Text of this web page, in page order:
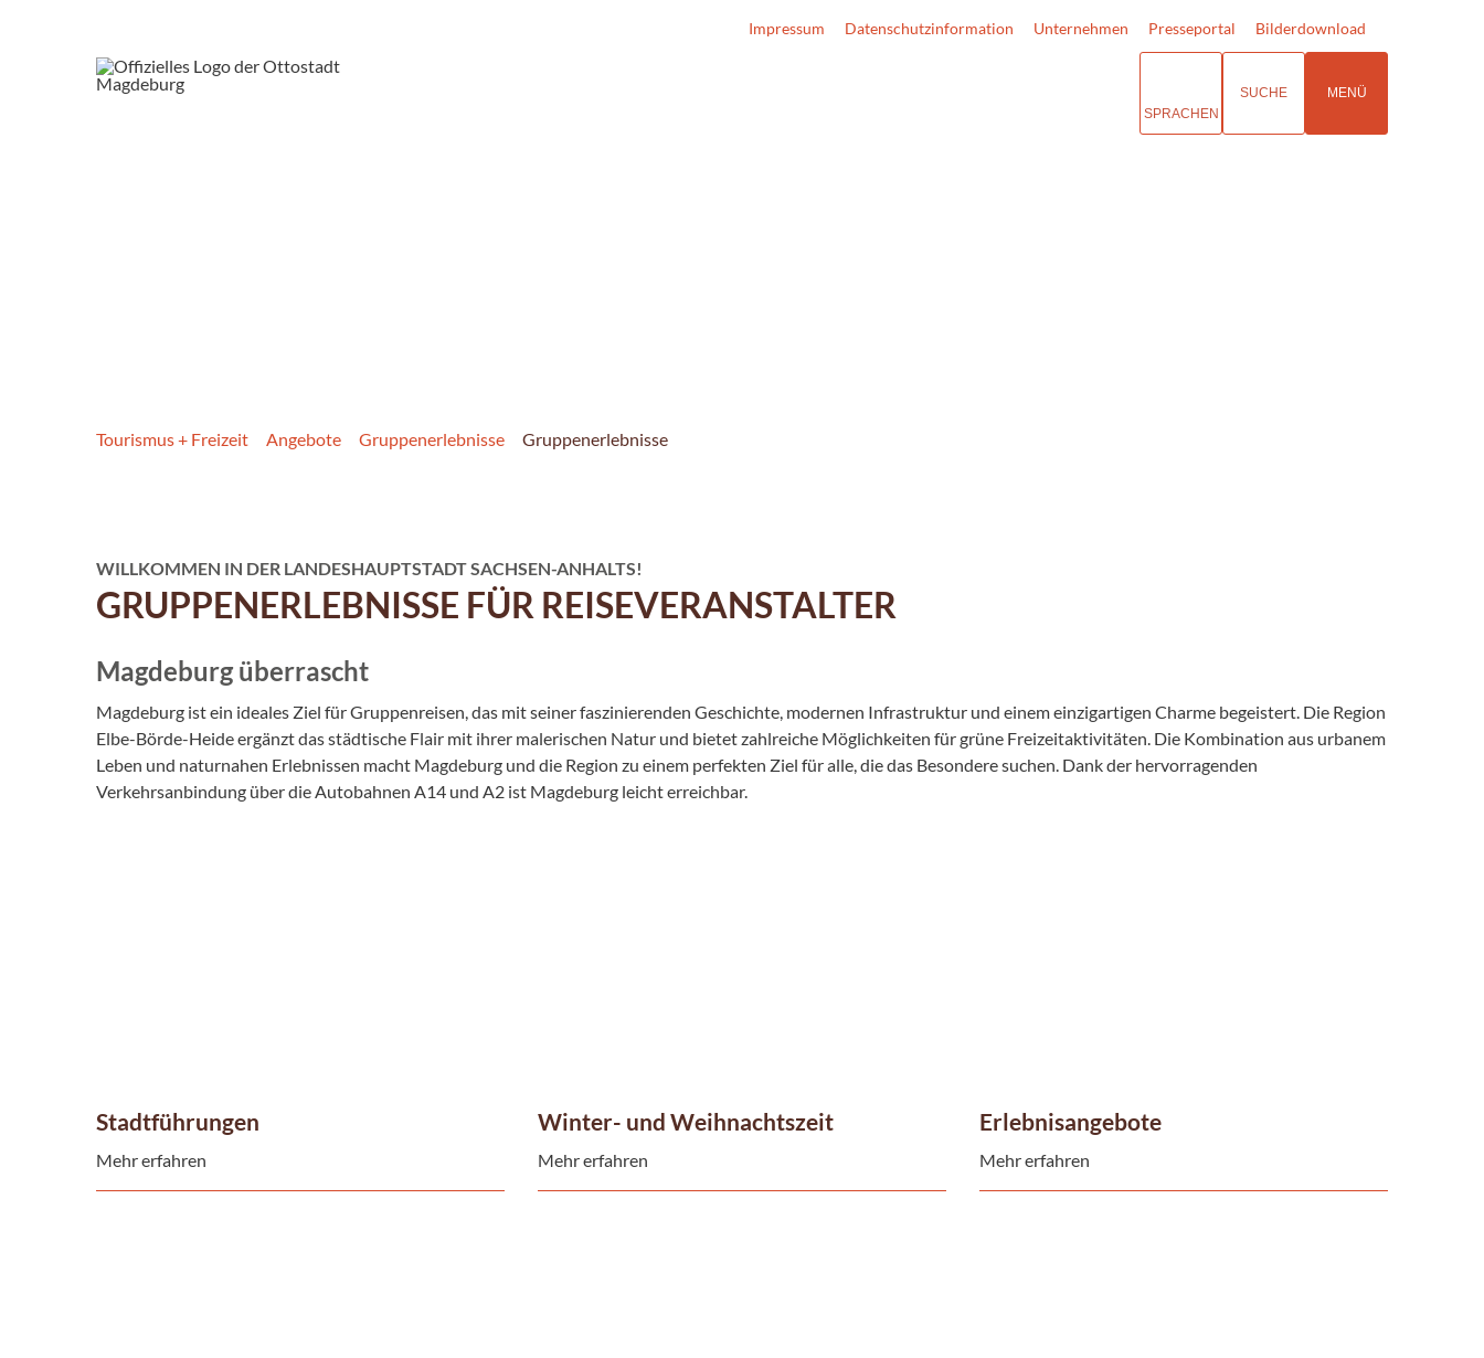
Impressum Datenschutzinformation Unternehmen Presseportal Bilderdownload
SPRACHEN
SUCHE MENÜ
Tourismus + Freizeit Angebote Gruppen­erlebnisse Gruppenerlebnisse
WILLKOMMEN IN DER LANDESHAUPTSTADT SACHSEN-ANHALTS!
GRUPPENERLEBNISSE FÜR REISEVERANSTALTER
Magdeburg überrascht
Magdeburg ist ein ideales Ziel für Gruppenreisen, das mit seiner faszinierenden Geschichte, modernen Infrastruktur und einem einzigartigen Charme begeistert. Die Region
Elbe-Börde-Heide ergänzt das städtische Flair mit ihrer malerischen Natur und bietet zahlreiche Möglichkeiten für grüne Freizeitaktivitäten. Die Kombination aus urbanem
Leben und naturnahen Erlebnissen macht Magdeburg und die Region zu einem perfekten Ziel für alle, die das Besondere suchen. Dank der hervorragenden
Verkehrsanbindung über die Autobahnen A14 und A2 ist Magdeburg leicht erreichbar.
Stadtführungen
Mehr erfahren
Winter- und Weihnachtszeit
Mehr erfahren
Erlebnisangebote
Mehr erfahren